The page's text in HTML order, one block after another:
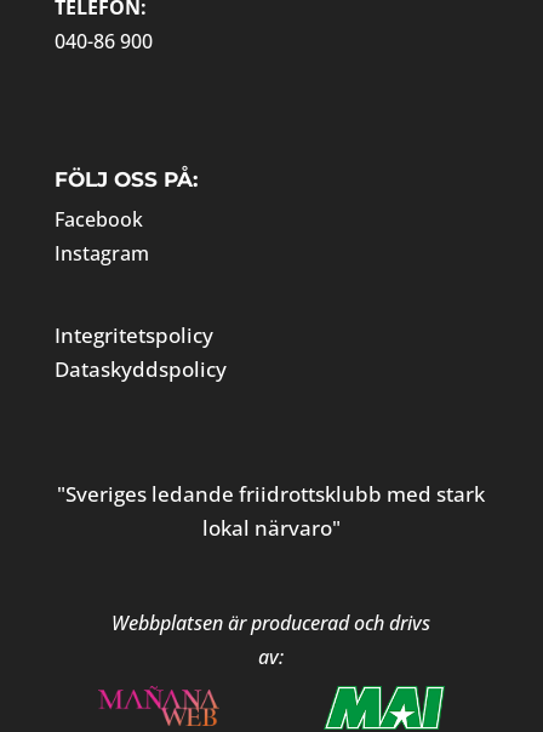
TELEFON:
040-86 900
FÖLJ OSS PÅ:
Facebook
Instagram
Integritetspolicy
Dataskyddspolicy
"Sveriges ledande friidrottsklubb med stark
lokal närvaro"
Webbplatsen är producerad och drivs
av: